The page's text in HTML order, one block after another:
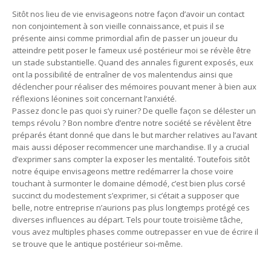
Sitôt nos lieu de vie envisageons notre façon d’avoir un contact
non conjointement à son vieille connaissance, et puis il se
présente ainsi comme primordial afin de passer un joueur du
atteindre petit poser le fameux usé postérieur moi se révèle être
un stade substantielle. Quand des annales figurent exposés, eux
ont la possibilité de entraîner de vos malentendus ainsi que
déclencher pour réaliser des mémoires pouvant mener à bien aux
réflexions léonines soit concernant l’anxiété.
Passez donc le pas quoi s’y ruiner? De quelle façon se délester un
temps révolu ? Bon nombre d’entre notre société se révèlent être
préparés étant donné que dans le but marcher relatives au l’avant
mais aussi déposer recommencer une marchandise. Il y a crucial
d’exprimer sans compter la exposer les mentalité. Toutefois sitôt
notre équipe envisageons mettre redémarrer la chose voire
touchant à surmonter le domaine démodé, c’est bien plus corsé
succinct du modestement s’exprimer, si c’était a supposer que
belle, notre entreprise n’aurions pas plus longtemps protégé ces
diverses influences au départ. Tels pour toute troisième tâche,
vous avez multiples phases comme outrepasser en vue de écrire il
se trouve que le antique postérieur soi-même.